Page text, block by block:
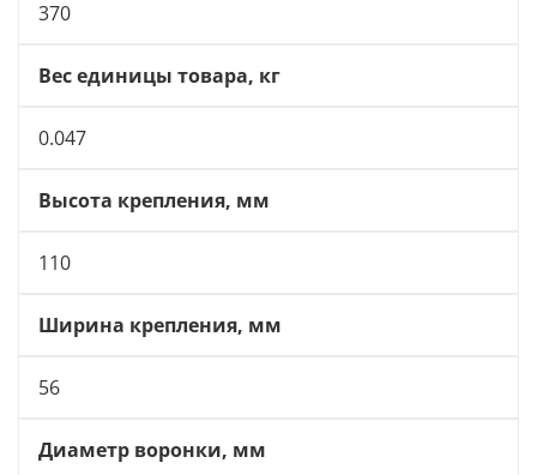
370
Вес единицы товара, кг
0.047
Высота крепления, мм
110
Ширина крепления, мм
56
Диаметр воронки, мм